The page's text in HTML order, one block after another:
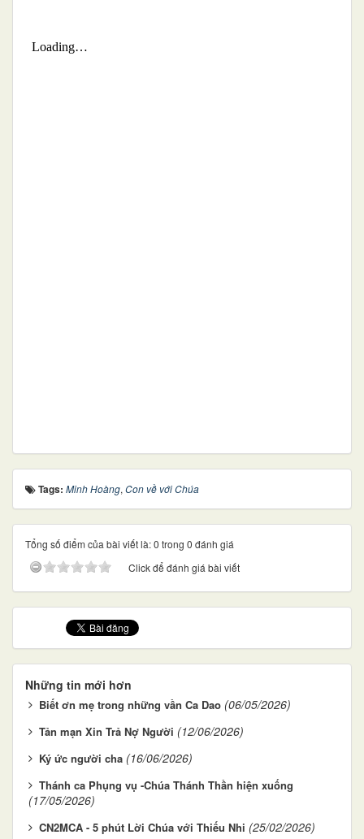
Tags: Minh Hoàng, Con về với Chúa
Tổng số điểm của bài viết là: 0 trong 0 đánh giá
Click để đánh giá bài viết
Những tin mới hơn
Biết ơn mẹ trong những vần Ca Dao (06/05/2026)
Tản mạn Xin Trả Nợ Người (12/06/2026)
Ký ức người cha (16/06/2026)
Thánh ca Phụng vụ -Chúa Thánh Thần hiện xuống
(17/05/2026)
CN2MCA - 5 phút Lời Chúa với Thiếu Nhi (25/02/2026)